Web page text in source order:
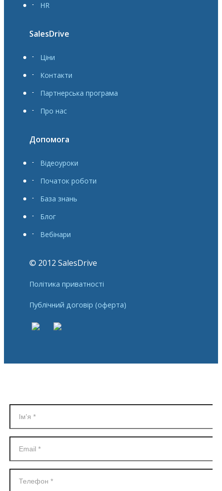
HR
SalesDrive
Ціни
Контакти
Партнерська програма
Про нас
Допомога
Відеоуроки
Початок роботи
База знань
Блог
Вебінари
© 2012 SalesDrive
Політика приватності
Публічний договір (оферта)